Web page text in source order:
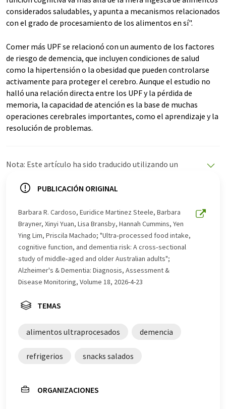
considerados saludables, y apunta a mecanismos relacionados
con el grado de procesamiento de los alimentos en sí".
Comer más UPF se relacionó con un aumento de los factores
de riesgo de demencia, que incluyen condiciones de salud
como la hipertensión o la obesidad que pueden controlarse
activamente para proteger el cerebro. Aunque el estudio no
halló una relación directa entre los UPF y la pérdida de
memoria, la capacidad de atención es la base de muchas
operaciones cerebrales importantes, como el aprendizaje y la
resolución de problemas.
Nota: Este artículo ha sido traducido utilizando un
ofrece estas traducciones automáticas para presentar
este artículo ha sido traducido con traducción
automática, es posible que contenga errores de
vocabulario, sintaxis o gramática. El artículo original en
Inglés se puede encontraraquí.
PUBLICACIÓN ORIGINAL
Barbara R. Cardoso, Euridice Martinez Steele, Barbara
Brayner, Xinyi Yuan, Lisa Bransby, Hannah Cummins, Yen
Ying Lim, Priscila Machado; "Ultra‐processed food intake,
cognitive function, and dementia risk: A cross‐sectional
study of middle‐aged and older Australian adults";
Alzheimer's & Dementia: Diagnosis, Assessment &
Disease Monitoring, Volume 18, 2026-4-23
TEMAS
alimentos ultraprocesados demencia
refrigerios snacks salados
ORGANIZACIONES